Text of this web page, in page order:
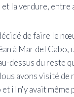
la verdure, entre
de faire le
à Mar del Cabo,
dessus du reste
avons visité de
il n'y avait même